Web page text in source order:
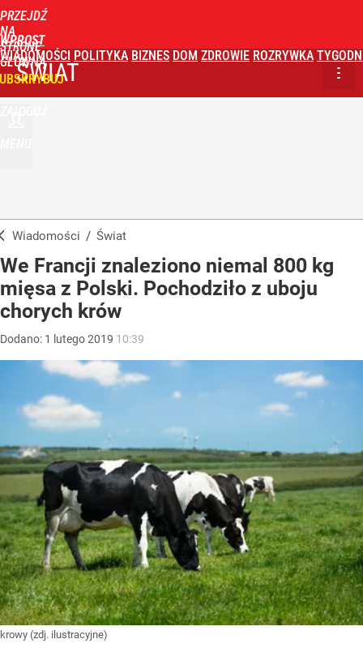
PRZEJDŹ
NA
STRONĘ
GŁÓWNĄ
WPROST
WIADOMOŚCI POLITYKA BIZNES DOM ZDROWIE ROZRYWKA
ŚWIAT
Wiadomości / Świat
We Francji znaleziono niemal 800 kg
mięsa z Polski. Pochodziło z uboju
chorych krów
Dodano: 1 lutego2019 10:39
krowy (zdj. ilustracyjne)